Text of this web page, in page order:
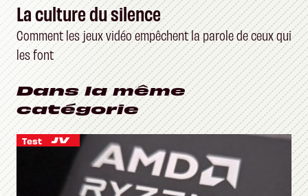
La culture du silence
Comment les jeux vidéo empêchent la parole de ceux qui
les font
Dans la même
catégorie
Test